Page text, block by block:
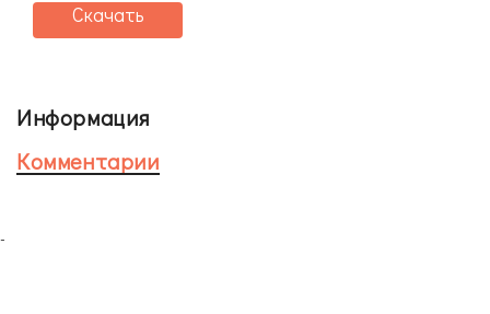
Скачать
Информация
Комментарии
-